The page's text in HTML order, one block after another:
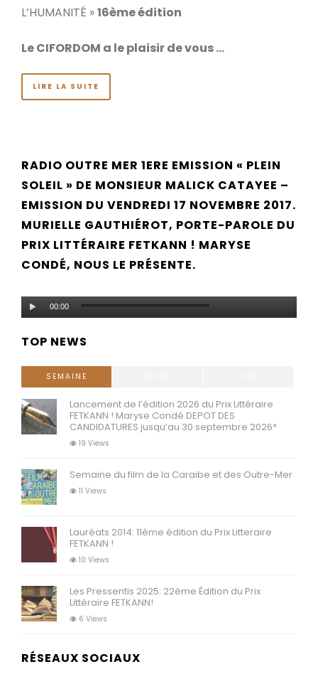
L’HUMANITÉ »16ème édition
Le CIFORDOM a le plaisir de vous …
LIRE LA SUITE
RADIO OUTRE MER 1ERE EMISSION « PLEIN
SOLEIL » DE MONSIEUR MALICK CATAYEE –
EMISSION DU VENDREDI 17 NOVEMBRE 2017.
MURIELLE GAUTHIÉROT, PORTE-PAROLE DU
PRIX LITTÉRAIRE FETKANN ! MARYSE
CONDÉ, NOUS LE PRÉSENTE.
Lecteur00:00
TOP NEWS
SEMAINE
Lancement de l’édition 2026 du Prix Littéraire
FETKANN ! Maryse Condé DEPOT DES
CANDIDATURES jusqu’au 30 septembre 2026*
19 Views
Semaine du film de la Caraibe et des Outre-Mer
11 Views
Lauréats 2014: 11ème édition du Prix Litteraire
FETKANN !
10 Views
Les Pressentis 2025: 22ème Édition du Prix
Littéraire FETKANN!
6 Views
RÉSEAUX SOCIAUX